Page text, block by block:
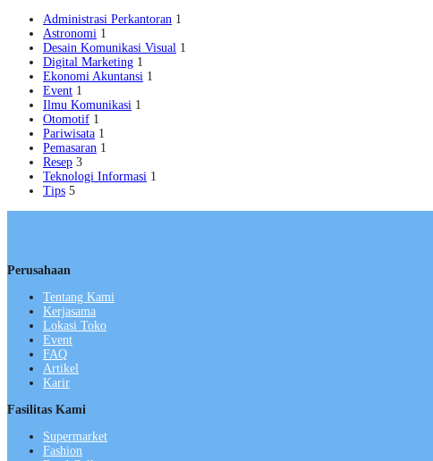
Administrasi Perkantoran 1
Astronomi 1
Desain Komunikasi Visual 1
Digital Marketing 1
Ekonomi Akuntansi 1
Event 1
Ilmu Komunikasi 1
Otomotif 1
Pariwisata 1
Pemasaran 1
Resep 3
Teknologi Informasi 1
Tips 5
Perusahaan
Tentang Kami
Kerjasama
Lokasi Toko
Event
FAQ
Artikel
Karir
Fasilitas Kami
Supermarket
Fashion